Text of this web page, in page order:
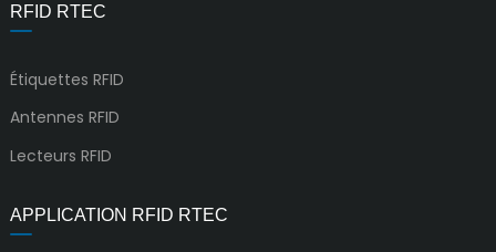
RFID RTEC
Étiquettes RFID
Antennes RFID
Lecteurs RFID
APPLICATION RFID RTEC